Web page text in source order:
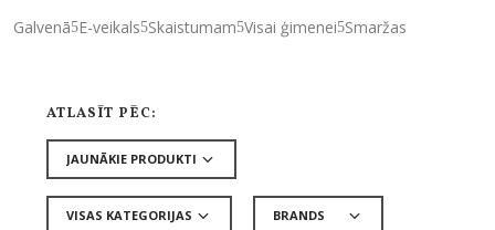
Galvenā E-veikals Skaistumam Visai ģimenei Smaržas
ATLASĪT PĒC: